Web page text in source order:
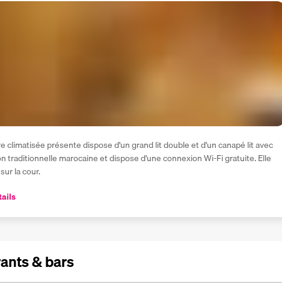
climatisée présente dispose d'un grand lit double et d'un canapé lit avec
traditionnelle marocaine et dispose d'une connexion Wi-Fi gratuite. Elle
la cour.
& bars